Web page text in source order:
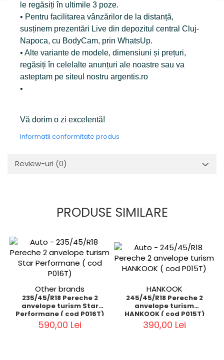
le regăsiți în ultimile 3 poze.
• Pentru facilitarea vânzărilor de la distanță,
susținem prezentări Live din depozitul central Cluj-
Napoca, cu BodyCam, prin WhatsUp.
• Alte variante de modele, dimensiuni și prețuri,
regăsiți în celelalte anunțuri ale noastre sau va
asteptam pe siteul nostru argentis.ro
•
Vă dorim o zi excelentă!
Informatii conformitate produs
Review-uri (0)
PRODUSE SIMILARE
Other brands
235/45/R18 Pereche 2
anvelope turism Star
Performane ( cod P016T)
590,00 Lei
HANKOOK
245/45/R18 Pereche 2
anvelope turism
HANKOOK ( cod P015T)
390,00 Lei